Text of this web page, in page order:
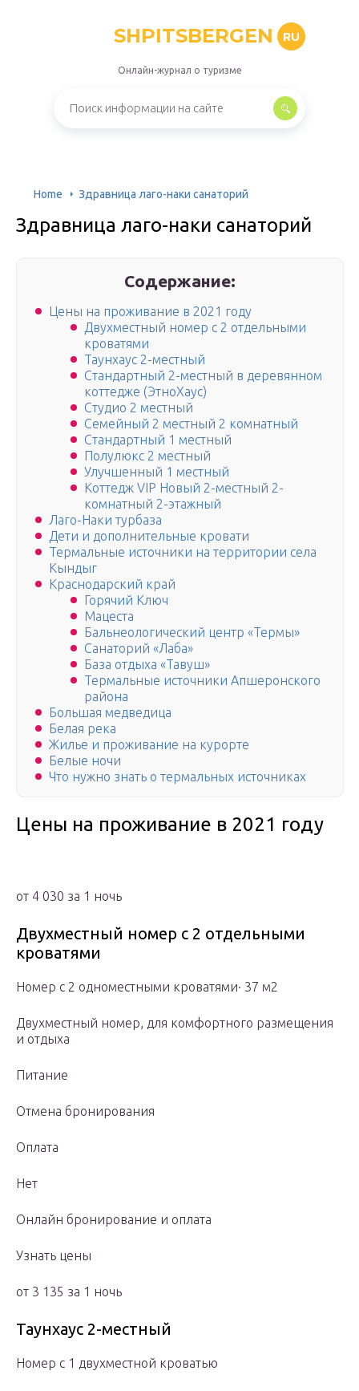
SHPITSBERGEN RU
Онлайн-журнал о туризме
Home Здравница лаго-наки санаторий
Здравница лаго-наки санаторий
Содержание:
Цены на проживание в 2021 году
Двухместный номер с 2 отдельными
кроватями
Таунхаус 2-местный
Стандартный 2-местный в деревянном
коттедже (ЭтноХаус)
Студио 2 местный
Семейный 2 местный 2 комнатный
Стандартный 1 местный
Полулюкс 2 местный
Улучшенный 1 местный
Коттедж VIP Новый 2-местный 2-
комнатный 2-этажный
Лаго-Наки турбаза
Дети и дополнительные кровати
Термальные источники на территории села
Кындыг
Краснодарский край
Горячий Ключ
Мацеста
Бальнеологический центр «Термы»
Санаторий «Лаба»
База отдыха «Тавуш»
Термальные источники Апшеронского
района
Большая медведица
Белая река
Жилье и проживание на курорте
Белые ночи
Что нужно знать о термальных источниках
Цены на проживание в 2021 году
от 4 030 за 1 ночь
Двухместный номер с 2 отдельными
кроватями
Номер с 2 одноместными кроватями· 37 м2
Двухместный номер, для комфортного размещения
и отдыха
Питание
Отмена бронирования
Оплата
Нет
Онлайн бронирование и оплата
Узнать цены
от 3 135 за 1 ночь
Таунхаус 2-местный
Номер с 1 двухместной кроватью